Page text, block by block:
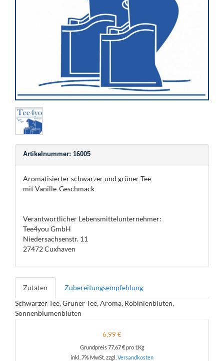
Artikelnummer: 16005
Aromatisierter schwarzer und grüner Tee
mit Vanille-Geschmack
Verantwortlicher Lebensmittelunternehmer:
Tee4you GmbH
Niedersachsenstr. 11
27472 Cuxhaven
Zutaten
Zubereitungsempfehlung
Schwarzer Tee, Grüner Tee, Aroma, Robinienblüten,
Sonnenblumenblüten
6,99 €
Grundpreis77,67 €pro 1Kg
inkl. 7% MwSt. zzgl. Versandkosten